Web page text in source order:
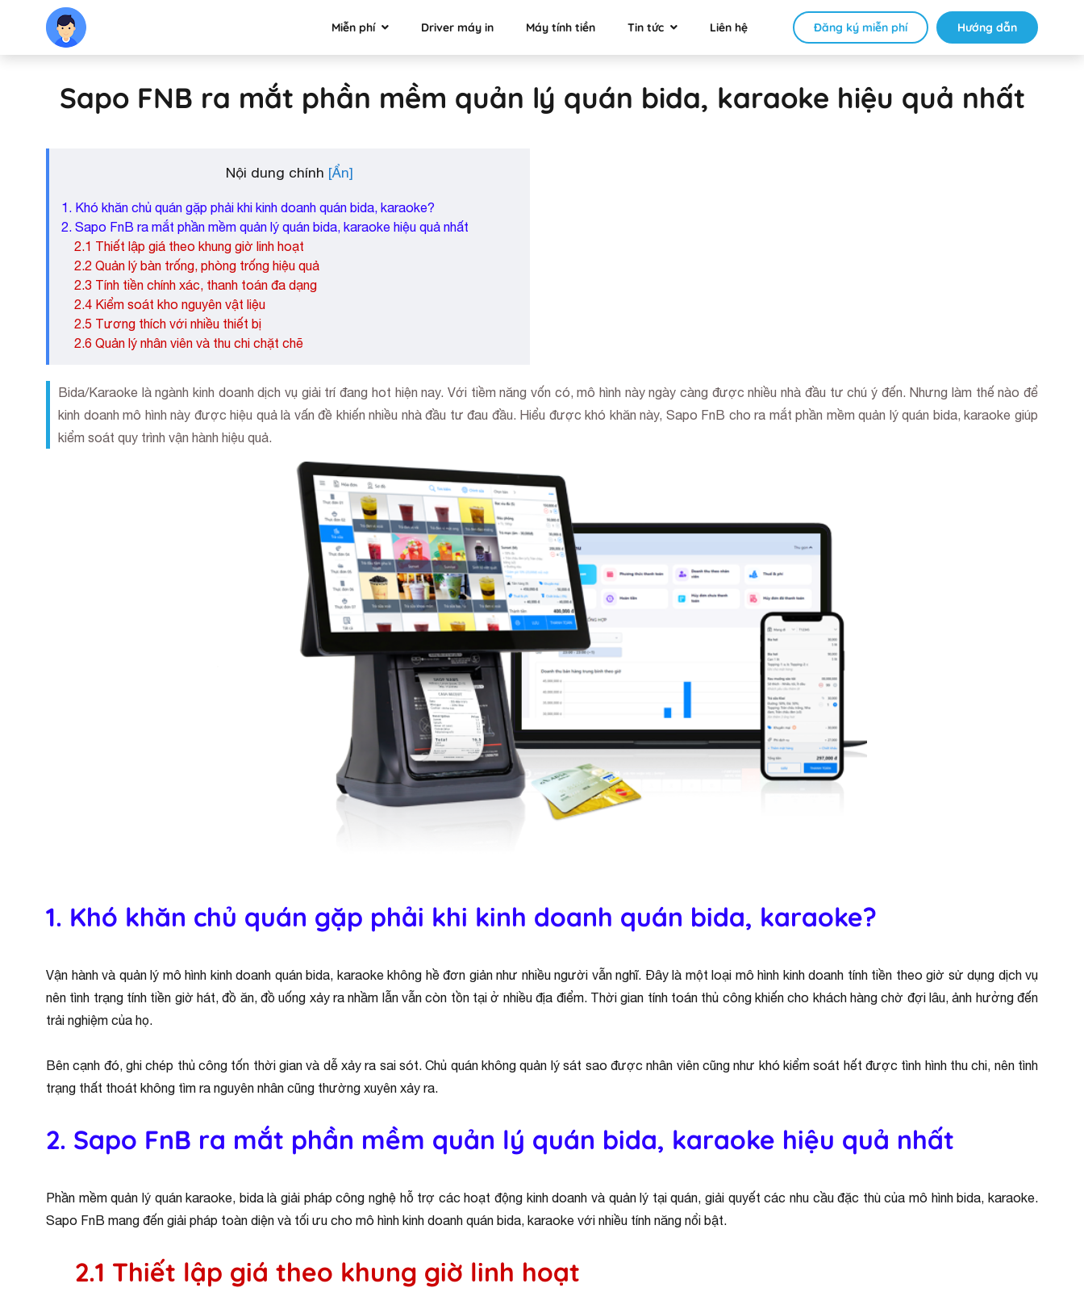
Miễn phí Driver máy in Máy tính tiền Tin tức Liên hệ Đăng ký miễn phí Hướng dẫn
Sapo FNB ra mắt phần mềm quản lý quán bida, karaoke hiệu quả nhất
Nội dung chính
1. Khó khăn chủ quán gặp phải khi kinh doanh quán bida, karaoke?
2. Sapo FnB ra mắt phần mềm quản lý quán bida, karaoke hiệu quả nhất
2.1 Thiết lập giá theo khung giờ linh hoạt
2.2 Quản lý bàn trống, phòng trống hiệu quả
2.3 Tính tiền chính xác, thanh toán đa dạng
2.4 Kiểm soát kho nguyên vật liệu
2.5 Tương thích với nhiều thiết bị
2.6 Quản lý nhân viên và thu chi chặt chẽ
Bida/Karaoke là ngành kinh doanh dịch vụ giải trí đang hot hiện nay. Với tiềm năng vốn có, mô hình này ngày càng được nhiều nhà đầu tư chú ý đến. Nhưng làm thế nào để
kinh doanh mô hình này được hiệu quả là vấn đề khiến nhiều nhà đầu tư đau đầu. Hiểu được khó khăn này, Sapo FnB cho ra mắt phần mềm quản lý quán bida, karaoke giúp
kiểm soát quy trình vận hành hiệu quả.
1. Khó khăn chủ quán gặp phải khi kinh doanh quán bida, karaoke?
Vận hành và quản lý mô hình kinh doanh quán bida, karaoke không hề đơn giản như nhiều người vẫn nghĩ. Đây là một loại mô hình kinh doanh tính tiền theo giờ sử dụng dịch vụ
nên tình trạng tính tiền giờ hát, đồ ăn, đồ uống xảy ra nhầm lẫn vẫn còn tồn tại ở nhiều địa điểm. Thời gian tính toán thủ công khiến cho khách hàng chờ đợi lâu, ảnh hưởng đến
trải nghiệm của họ.
Bên cạnh đó, ghi chép thủ công tốn thời gian và dễ xảy ra sai sót. Chủ quán không quản lý sát sao được nhân viên cũng như khó kiểm soát hết được tình hình thu chi, nên tình
trạng thất thoát không tìm ra nguyên nhân cũng thường xuyên xảy ra.
2. Sapo FnB ra mắt phần mềm quản lý quán bida, karaoke hiệu quả nhất
Phần mềm quản lý quán karaoke, bida là giải pháp công nghệ hỗ trợ các hoạt động kinh doanh và quản lý tại quán, giải quyết các nhu cầu đặc thù của mô hình bida, karaoke.
Sapo FnB mang đến giải pháp toàn diện và tối ưu cho mô hình kinh doanh quán bida, karaoke với nhiều tính năng nổi bật.
2.1 Thiết lập giá theo khung giờ linh hoạt